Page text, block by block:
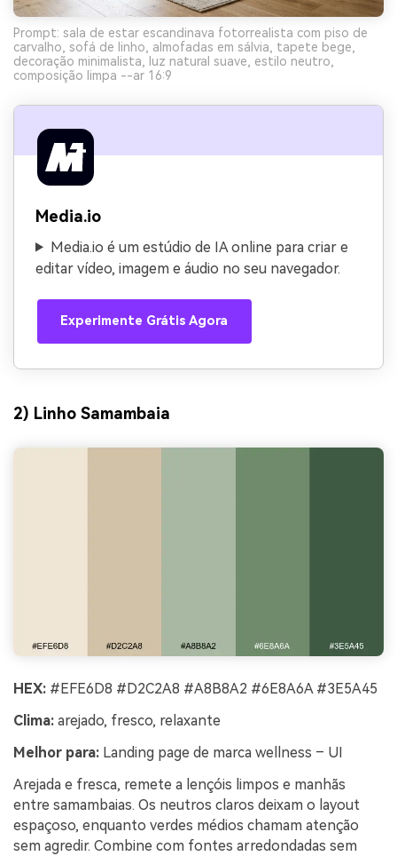
Prompt: sala de estar escandinava fotorrealista com piso de
carvalho, sofá de linho, almofadas em sálvia, tapete bege,
decoração minimalista, luz natural suave, estilo neutro,
composição limpa --ar 16:9
Media.io
Media.io é um estúdio de IA online para criar e
editar vídeo, imagem e áudio no seu navegador.
Experimente Grátis Agora
2) Linho Samambaia
HEX: #EFE6D8 #D2C2A8 #A8B8A2 #6E8A6A #3E5A45
Clima: arejado, fresco, relaxante
Melhor para: Landing page de marca wellness – UI
Arejada e fresca, remete a lençóis limpos e manhãs
entre samambaias. Os neutros claros deixam o layout
espaçoso, enquanto verdes médios chamam atenção
sem agredir. Combine com fontes arredondadas sem